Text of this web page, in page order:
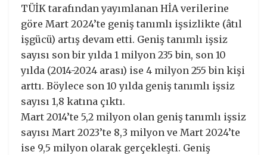
TÜİK tarafından yayımlanan HİA verilerine
göre Mart 2024’te geniş tanımlı işsizlikte (âtıl
işgücü) artış devam etti. Geniş tanımlı işsiz
sayısı son bir yılda 1 milyon 235 bin, son 10
yılda (2014-2024 arası) ise 4 milyon 255 bin kişi
arttı. Böylece son 10 yılda geniş tanımlı işsiz
sayısı 1,8 katına çıktı.
Mart 2014’te 5,2 milyon olan geniş tanımlı işsiz
sayısı Mart 2023’te 8,3 milyon ve Mart 2024’te
ise 9,5 milyon olarak gerçekleşti. Geniş